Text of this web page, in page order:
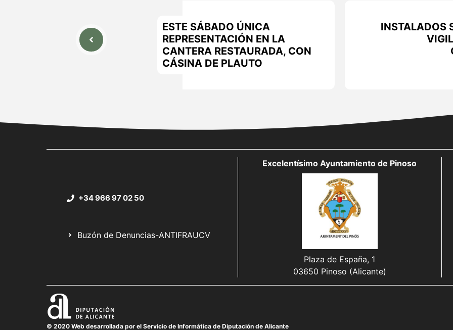
ESTE SÁBADO ÚNICA
REPRESENTACIÓN EN LA
CANTERA RESTAURADA, CON
CÁSINA DE PLAUTO
INSTALADOS
+34 966 97 02 50
Buzón de Denuncias-ANTIFRAUCV
Excelentísimo Ayuntamiento de Pinoso
Plaza de España, 1
03650 Pinoso (Alicante)
© 2020 Web desarrollada por el Servicio de Informática de Diputación de Alicante